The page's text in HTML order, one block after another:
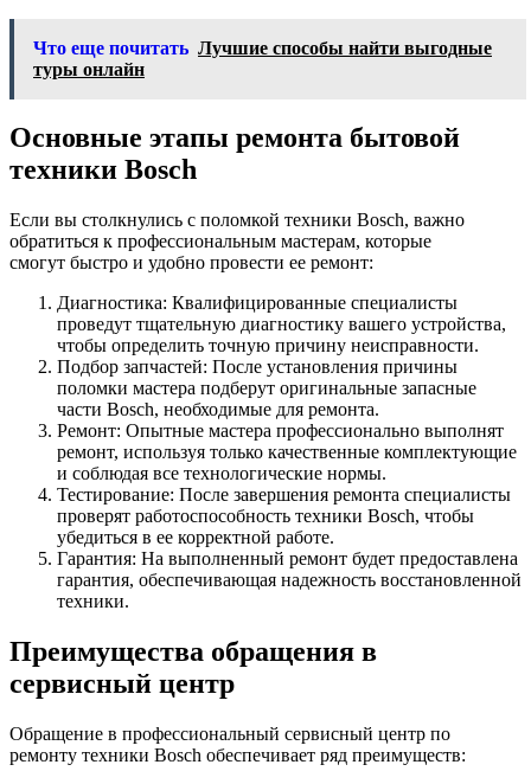
Что еще почитать Лучшие способы найти выгодные
туры онлайн
Основные этапы ремонта бытовой
техники Bosch
Если вы столкнулись с поломкой техники Bosch, важно
обратиться к профессиональным мастерам, которые
смогут быстро и удобно провести ее ремонт:
Диагностика: Квалифицированные специалисты
проведут тщательную диагностику вашего устройства,
чтобы определить точную причину неисправности.
Подбор запчастей: После установления причины
поломки мастера подберут оригинальные запасные
части Bosch, необходимые для ремонта.
Ремонт: Опытные мастера профессионально выполнят
ремонт, используя только качественные комплектующие
и соблюдая все технологические нормы.
Тестирование: После завершения ремонта специалисты
проверят работоспособность техники Bosch, чтобы
убедиться в ее корректной работе.
Гарантия: На выполненный ремонт будет предоставлена
гарантия, обеспечивающая надежность восстановленной
техники.
Преимущества обращения в
сервисный центр
Обращение в профессиональный сервисный центр по
ремонту техники Bosch обеспечивает ряд преимуществ: